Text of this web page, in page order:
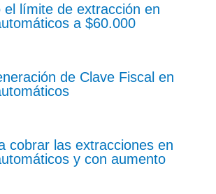
el límite de extracción en
a $60.000
de Clave Fiscal en
cobrar las extracciones en
y con aumento